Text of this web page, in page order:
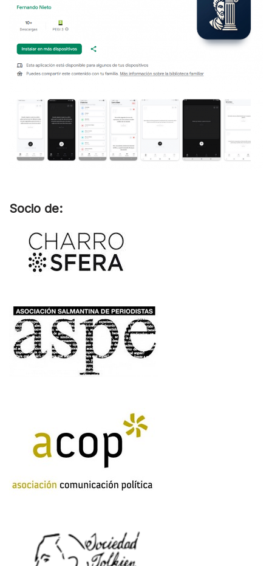
Socio de: